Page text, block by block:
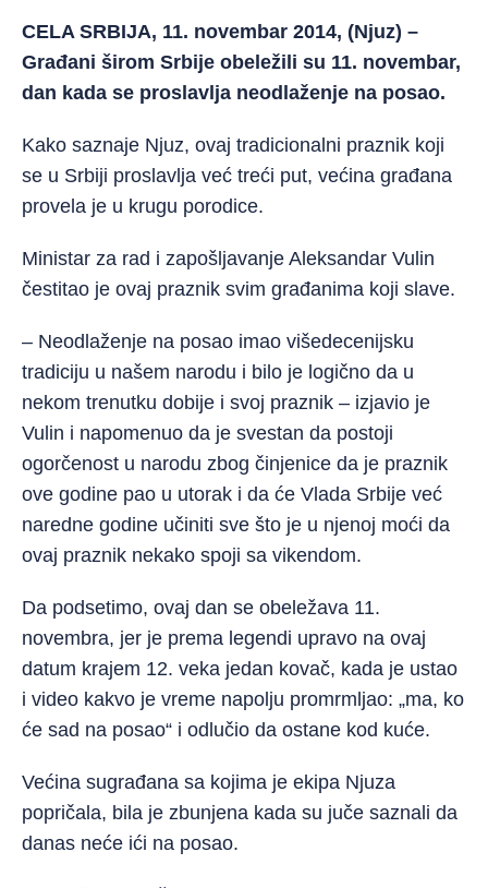
CELA SRBIJA, 11. novembar 2014, (Njuz) –
Građani širom Srbije obeležili su 11. novembar,
dan kada se proslavlja neodlaženje na posao.
Kako saznaje Njuz, ovaj tradicionalni praznik koji
se u Srbiji proslavlja već treći put, većina građana
provela je u krugu porodice.
Ministar za rad i zapošljavanje Aleksandar Vulin
čestitao je ovaj praznik svim građanima koji slave.
– Neodlaženje na posao imao višedecenijsku
tradiciju u našem narodu i bilo je logično da u
nekom trenutku dobije i svoj praznik – izjavio je
Vulin i napomenuo da je svestan da postoji
ogorčenost u narodu zbog činjenice da je praznik
ove godine pao u utorak i da će Vlada Srbije već
naredne godine učiniti sve što je u njenoj moći da
ovaj praznik nekako spoji sa vikendom.
Da podsetimo, ovaj dan se obeležava 11.
novembra, jer je prema legendi upravo na ovaj
datum krajem 12. veka jedan kovač, kada je ustao
i video kakvo je vreme napolju promrmljao: „ma, ko
će sad na posao“ i odlučio da ostane kod kuće.
Većina sugrađana sa kojima je ekipa Njuza
popričala, bila je zbunjena kada su juče saznali da
danas neće ići na posao.